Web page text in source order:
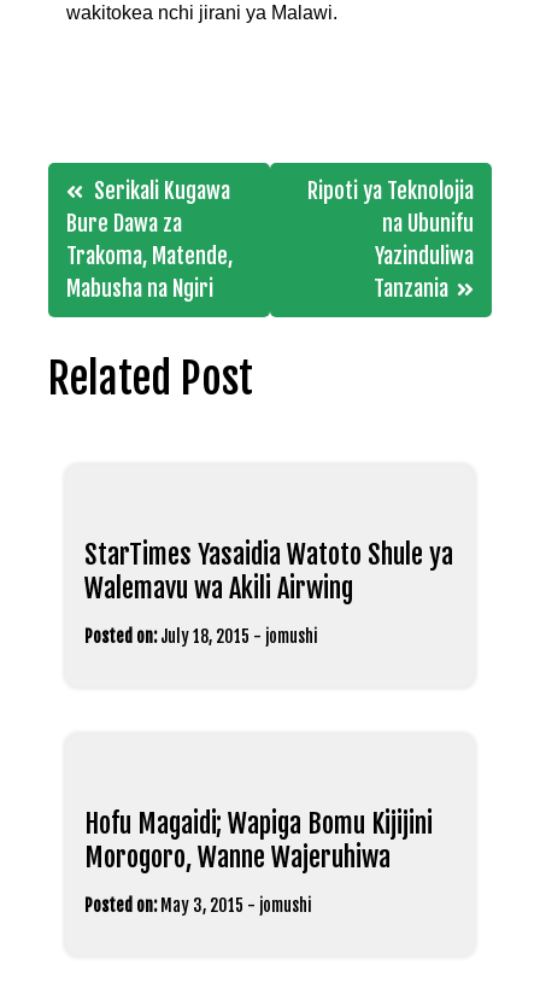
wakitokea nchi jirani ya Malawi.
Post
navigation
Serikali Kugawa
Bure Dawa za
Trakoma, Matende,
Mabusha na Ngiri
Ripoti ya Teknolojia
na Ubunifu
Yazinduliwa
Tanzania
Related Post
StarTimes Yasaidia Watoto Shule ya
Walemavu wa Akili Airwing
Posted on: July 18, 2015 - jomushi
Hofu Magaidi; Wapiga Bomu Kijijini
Morogoro, Wanne Wajeruhiwa
Posted on: May 3, 2015 - jomushi